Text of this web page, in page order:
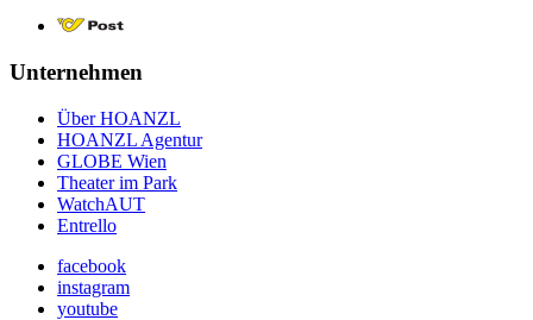
Unternehmen
Über HOANZL
HOANZL Agentur
GLOBE Wien
Theater im Park
WatchAUT
Entrello
facebook
instagram
youtube